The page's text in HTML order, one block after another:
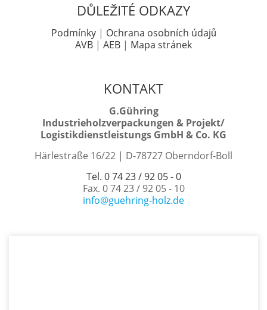
DŮLEŽITÉ ODKAZY
Podmínky| Ochrana osobních údajů
AVB | AEB | Mapa stránek
KONTAKT
G.Gühring
Industrieholzverpackungen & Projekt/
Logistikdienstleistungs GmbH & Co. KG
Härlestraße 16/22 | D-78727 Oberndorf-Boll
Tel. 0 74 23 / 92 05 - 0
Fax. 0 74 23 / 92 05 - 10
info@guehring-holz.de